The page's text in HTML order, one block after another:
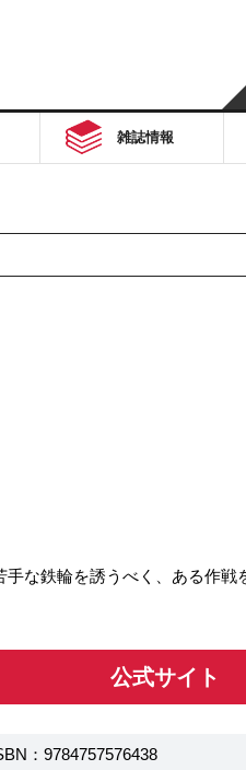
雑誌情報
手な鉄輪を誘うべく、ある作
公式サイト
：9784757576438